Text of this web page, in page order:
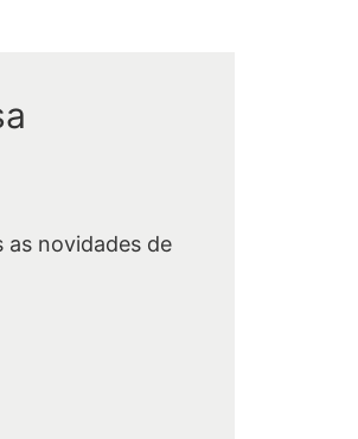
as novidades de